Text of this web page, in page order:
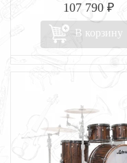
107 790 ₽
В корзину